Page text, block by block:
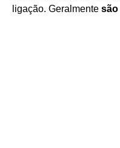
ligação. Geralmente são